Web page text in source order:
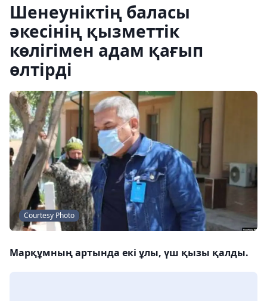
Шенеуніктің баласы
әкесінің қызметтік
көлігімен адам қағып
өлтірді
Courtesy Photo
Марқұмның артында екі ұлы, үш қызы қалды.